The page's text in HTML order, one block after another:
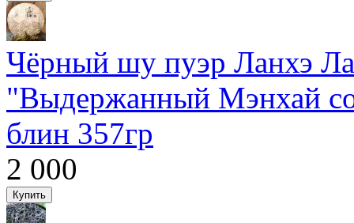
Чёрный шу пуэр Ланхэ
"Выдержанный Мэнхай со
блин 357гр
2 000